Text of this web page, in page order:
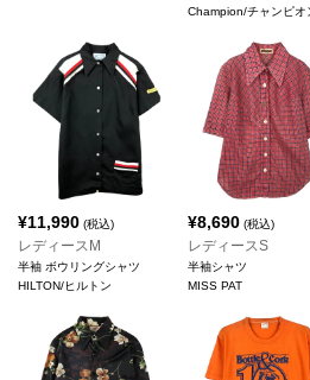
Champion/チャンピオ
¥11,990 (税込)
レディースM
半袖 ボウリングシャツ
HILTON/ヒルトン
¥8,690(税込)
レディースS
半袖シャツ
MISS PAT